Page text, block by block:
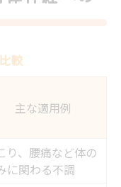
較
主な適用例
り、腰痛など体の
に関わる不調